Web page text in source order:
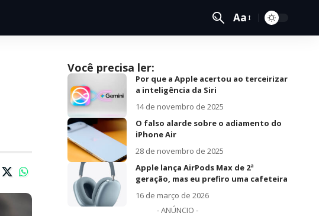
Aa
Você precisa ler:
Por que a Apple acertou ao terceirizar
a inteligência da Siri
14 de novembro de 2025
O falso alarde sobre o adiamento do
iPhone Air
28 de novembro de 2025
Apple lança AirPods Max de 2ª
geração, mas eu prefiro uma cafeteira
16 de março de 2026
- ANÚNCIO -